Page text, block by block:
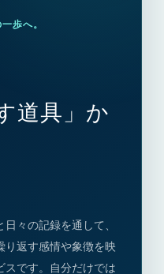
歩へ。
道具」か
々の記録を通して、
り返す感情や象徴を映
スです。自分だけでは